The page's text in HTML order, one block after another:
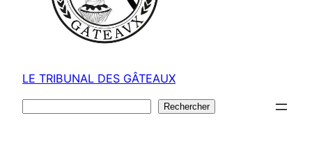
LE TRIBUNAL DES GÂTEAUX
Rechercher